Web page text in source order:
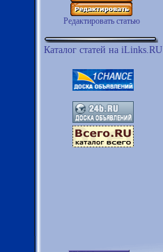
Редактировать статью
Каталог статей на iLinks.RU